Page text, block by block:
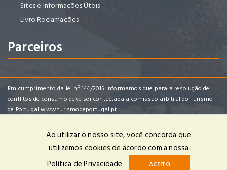
Sites e Informações Úteis
Livro Reclamações
Parceiros
Em cumprimento da lei nº 144/2015 informamos que para a resolução de
conflitos de consumo deve ser contactada a comissão arbitral do Turismo
de Portugalwww.turismodeportugal.pt
Vouviajar, Lda | RNAVT 7452 | © 2024 Todos os Direitos Reservados |
Ao utilizar o nosso site, você concorda que
utilizemos cookies de acordo com a nossa
Política de Privacidade
ACEITO